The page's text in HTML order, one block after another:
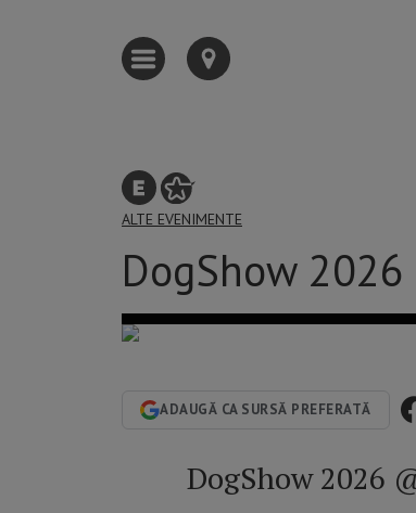
ALTE EVENIMENTE
DogShow
ADAUGĂ CA SURSĂ PREFERATĂ
DogShow 2026